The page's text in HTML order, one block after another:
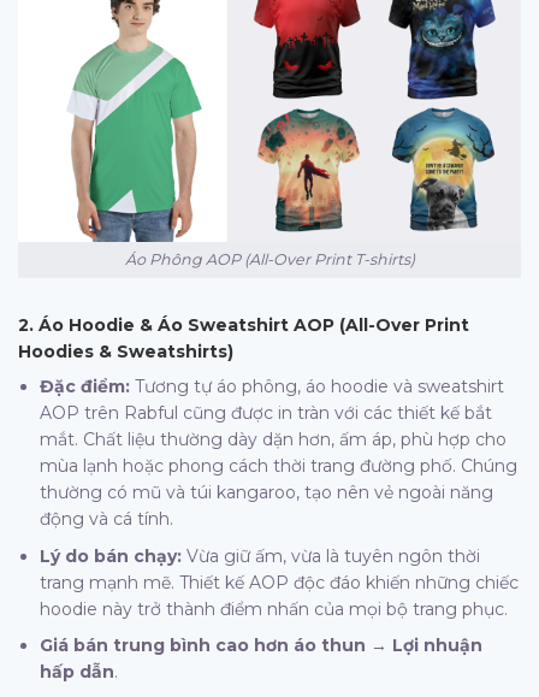
Áo Phông AOP (All-Over Print T-shirts)
2. Áo Hoodie & Áo Sweatshirt AOP (All-Over Print
Hoodies & Sweatshirts)
Đặc điểm: Tương tự áo phông, áo hoodie và sweatshirt
AOP trên Rabful cũng được in tràn với các thiết kế bắt
mắt. Chất liệu thường dày dặn hơn, ấm áp, phù hợp cho
mùa lạnh hoặc phong cách thời trang đường phố. Chúng
thường có mũ và túi kangaroo, tạo nên vẻ ngoài năng
động và cá tính.
Lý do bán chạy: Vừa giữ ấm, vừa là tuyên ngôn thời
trang mạnh mẽ. Thiết kế AOP độc đáo khiến những chiếc
hoodie này trở thành điểm nhấn của mọi bộ trang phục.
Giá bán trung bình cao hơn áo thun → Lợi nhuận
hấp dẫn.